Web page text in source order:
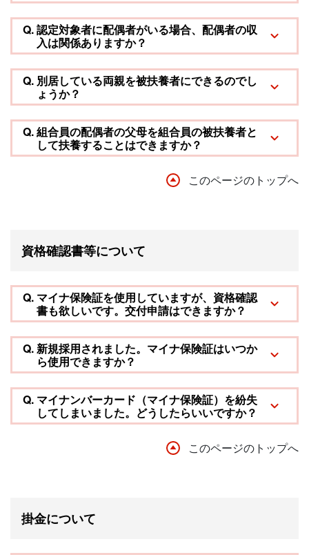
Q.認定対象者に配偶者がいる場合、配偶者の収
入は関係ありますか？
Q. 別居している両親を被扶養者にできるのでし
ょうか？
Q.組合員の配偶者の父母を組合員の被扶養者と
して扶養することはできますか？
このページのトップへ
資格確認書等について
Q. マイナ保険証を使用していますが、資格確認
書も欲しいです。交付申請はできますか？
Q.新規採用されました。マイナ保険証はいつか
ら使用できますか？
Q. マイナンバーカード（マイナ保険証）を紛失
してしまいました。どうしたらいいですか？
このページのトップへ
掛金について